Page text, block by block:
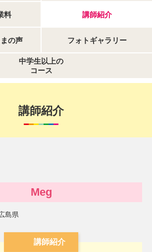
料 講師紹介
の声 フォトギャラリー
中学生以上の
コース
講師紹介
Meg
島県
講師紹介